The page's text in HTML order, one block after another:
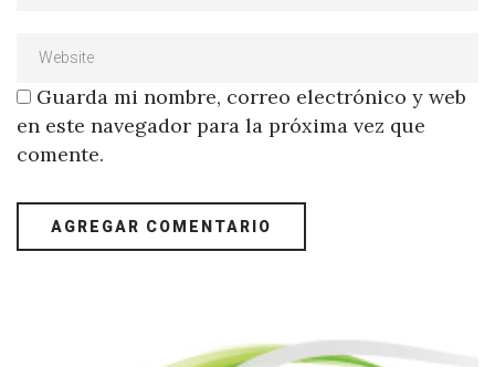
Guarda mi nombre, correo electrónico y web
en este navegador para la próxima vez que
comente.